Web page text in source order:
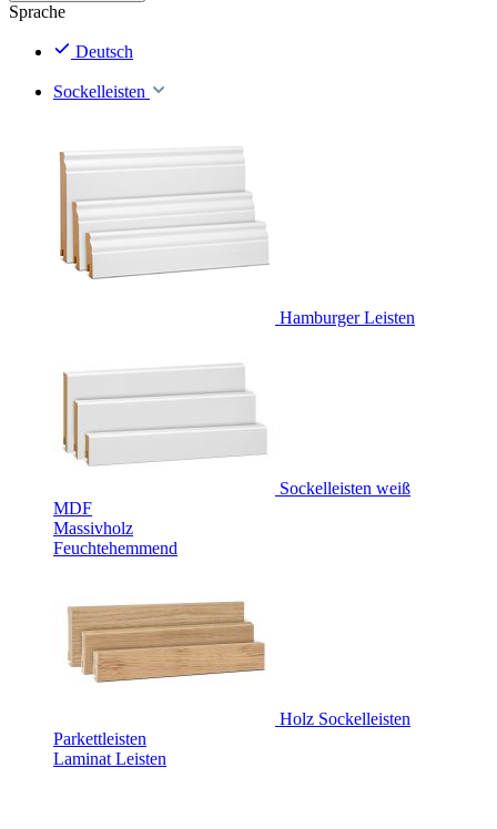
Sprache
Deutsch
Sockelleisten
Hamburger Leisten
Sockelleisten weiß
MDF
Massivholz
Feuchtehemmend
Holz Sockelleisten
Parkettleisten
Laminat Leisten